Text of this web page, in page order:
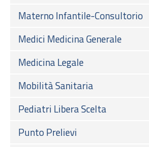
Materno Infantile-Consultorio
Medici Medicina Generale
Medicina Legale
Mobilità Sanitaria
Pediatri Libera Scelta
Punto Prelievi